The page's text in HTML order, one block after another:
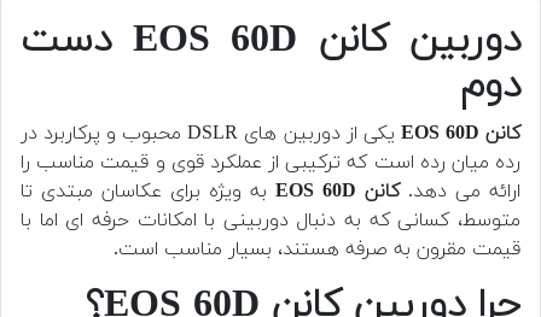
دوربین کانن EOS 60D دست
دوم
کانن EOS 60D
یکی از دوربین های DSLR محبوب و پرکاربرد در
رده میان رده است که ترکیبی از عملکرد قوی و قیمت مناسب را
ارائه می دهد.کانن EOS 60D
به ویژه برای عکاسان مبتدی تا
متوسط، کسانی که به دنبال دوربینی با امکانات حرفه ای اما با
قیمت مقرون به صرفه هستند، بسیار مناسب است.